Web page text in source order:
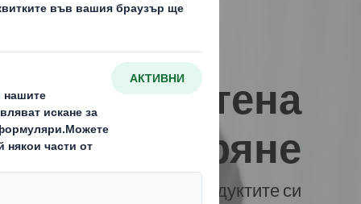
защитена
от отваряне
Защитете продуктите си